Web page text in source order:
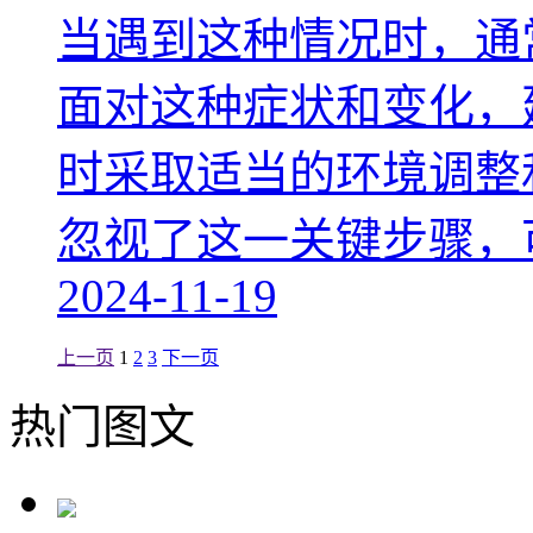
当遇到这种情况时，
面对这种症状和变化
时采取适当的环境调
忽视了这一关键步骤
2024-11-19
上一页 1 2 3 下一页
热门图文